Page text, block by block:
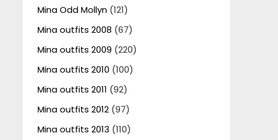
Mina Odd Mollyn(121)
Mina outfits 2008 (67)
Mina outfits 2009 (220)
Mina outfits 2010 (100)
Mina outfits 2011 (92)
Mina outfits 2012(97)
Mina outfits 2013 (110)